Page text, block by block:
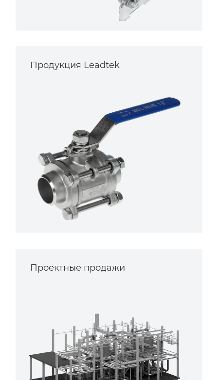
Продукция Leadtek
Проектные продажи